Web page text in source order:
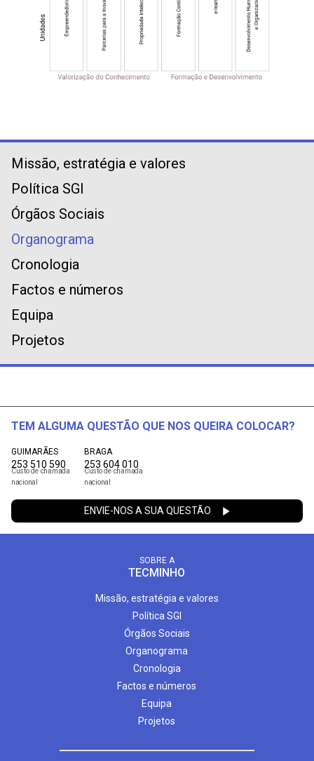
Missão, estratégia e valores
Política SGI
Órgãos Sociais
Organograma
Cronologia
Factos e números
Equipa
Projetos
TEM ALGUMA QUESTÃO QUE NOS QUEIRA COLOCAR?
GUIMARÃES
253 510 590
Custo de chamada
nacional
BRAGA
253 604 010
Custo de chamada
nacional
ENVIE-NOS A SUA QUESTÃO
SOBRE A
TECMINHO
Missão, estratégia e valores
Política SGI
Órgãos Sociais
Organograma
Cronologia
Factos e números
Equipa
Projetos